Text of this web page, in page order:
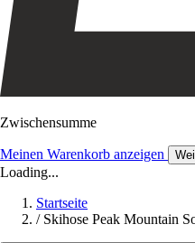
Zwischensumme
Meinen Warenkorb anzeigen
Loading...
Startseite
/ Skihose Peak Mountain